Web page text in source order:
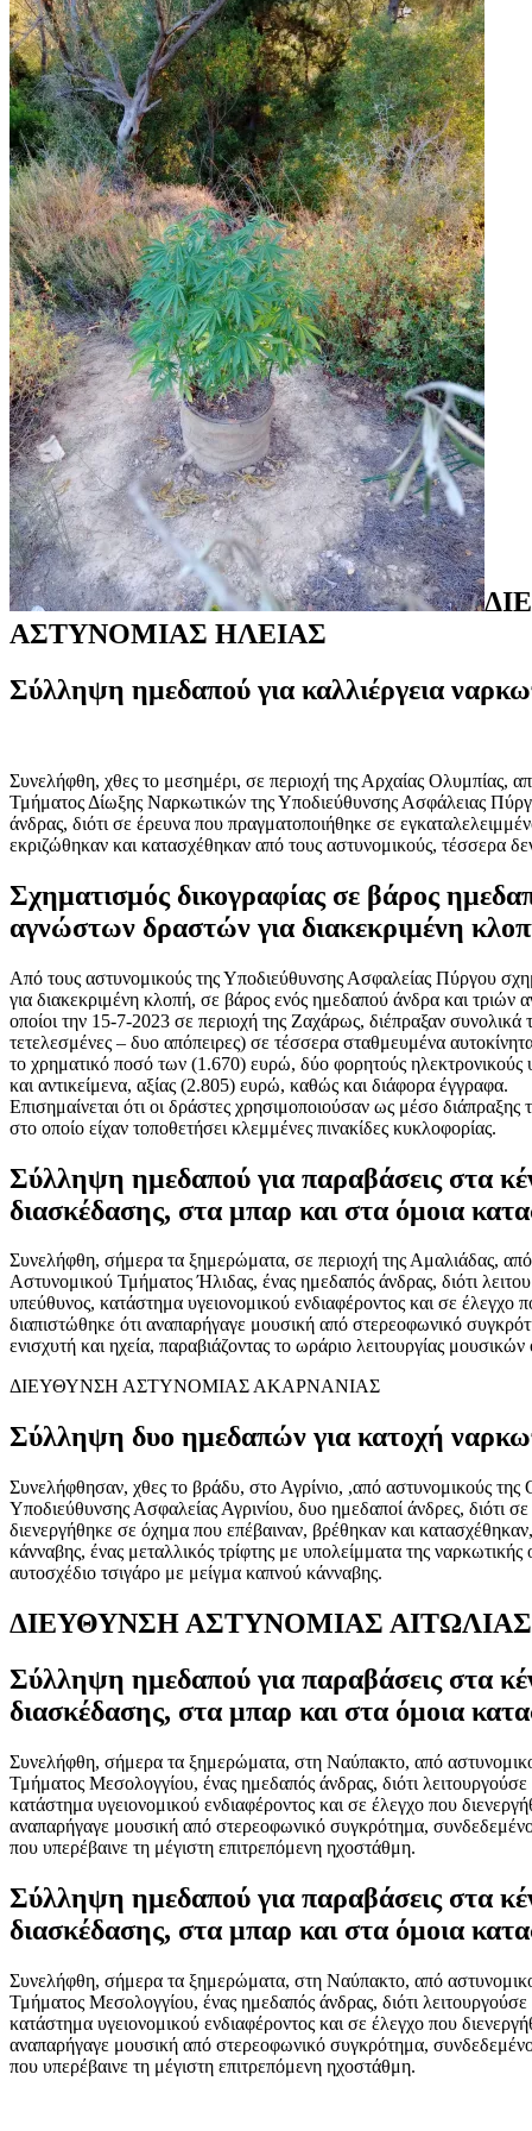
ΑΣΤΥΝΟΜΙΑΣ ΗΛΕΙΑΣ
Σύλληψη ημεδαπού για καλλιέργεια
Συνελήφθη, χθες το μεσημέρι, σε περιοχή της Αρχαίας Ολυμπίας,
Τμήματος Δίωξης Ναρκωτικών της Υποδιεύθυνσης Ασφάλειας
άνδρας, διότι σε έρευνα που πραγματοποιήθηκε σε
εκριζώθηκαν και κατασχέθηκαν από τους αστυνομικούς, τέσσερα
Σχηματισμός δικογραφίας σε βάρος
αγνώστων δραστών για διακεκριμένη
Από τους αστυνομικούς της Υποδιεύθυνσης Ασφαλείας Πύργου
για διακεκριμένη κλοπή, σε βάρος ενός ημεδαπού άνδρα και τριών
οποίοι την 15-7-2023 σε περιοχή της Ζαχάρως, διέπραξαν συνολικά
τετελεσμένες – δυο απόπειρες) σε τέσσερα σταθμευμένα
το χρηματικό ποσό των (1.670) ευρώ, δύο φορητούς ηλεκτρονικούς
και αντικείμενα, αξίας (2.805) ευρώ, καθώς και διάφορα έγγραφα.
Επισημαίνεται ότι οι δράστες χρησιμοποιούσαν ως μέσο
στο οποίο είχαν τοποθετήσει κλεμμένες πινακίδες κυκλοφορίας.
Σύλληψη ημεδαπού για παραβάσεις στα
διασκέδασης, στα μπαρ και στα όμοια
Συνελήφθη, σήμερα τα ξημερώματα, σε περιοχή της Αμαλιάδας,
Αστυνομικού Τμήματος Ήλιδας, ένας ημεδαπός άνδρας, διότι
υπεύθυνος, κατάστημα υγειονομικού ενδιαφέροντος και σε έλεγχο
διαπιστώθηκε ότι αναπαρήγαγε μουσική από στερεοφωνικό
ενισχυτή και ηχεία, παραβιάζοντας το ωράριο λειτουργίας
ΔΙΕΥΘΥΝΣΗ ΑΣΤΥΝΟΜΙΑΣ ΑΚΑΡΝΑΝΙΑΣ
Σύλληψη δυο ημεδαπών για κατοχή
Συνελήφθησαν, χθες το βράδυ, στο Αγρίνιο, ,από αστυνομικούς
Υποδιεύθυνσης Ασφαλείας Αγρινίου, δυο ημεδαποί άνδρες, διότι
διενεργήθηκε σε όχημα που επέβαιναν, βρέθηκαν και
κάνναβης, ένας μεταλλικός τρίφτης με υπολείμματα της ναρκωτικής
αυτοσχέδιο τσιγάρο με μείγμα καπνού κάνναβης.
ΔΙΕΥΘΥΝΣΗ ΑΣΤΥΝΟΜΙΑΣ ΑΙΤΩΛΙΑΣ
Σύλληψη ημεδαπού για παραβάσεις στα
διασκέδασης, στα μπαρ και στα όμοια
Συνελήφθη, σήμερα τα ξημερώματα, στη Ναύπακτο, από
Τμήματος Μεσολογγίου, ένας ημεδαπός άνδρας, διότι λειτουργούσε
κατάστημα υγειονομικού ενδιαφέροντος και σε έλεγχο που
αναπαρήγαγε μουσική από στερεοφωνικό συγκρότημα, συνδεδεμένο
που υπερέβαινε τη μέγιστη επιτρεπόμενη ηχοστάθμη.
Σύλληψη ημεδαπού για παραβάσεις στα
διασκέδασης, στα μπαρ και στα όμοια
Συνελήφθη, σήμερα τα ξημερώματα, στη Ναύπακτο, από
Τμήματος Μεσολογγίου, ένας ημεδαπός άνδρας, διότι λειτουργούσε
κατάστημα υγειονομικού ενδιαφέροντος και σε έλεγχο που
αναπαρήγαγε μουσική από στερεοφωνικό συγκρότημα, συνδεδεμένο
που υπερέβαινε τη μέγιστη επιτρεπόμενη ηχοστάθμη.